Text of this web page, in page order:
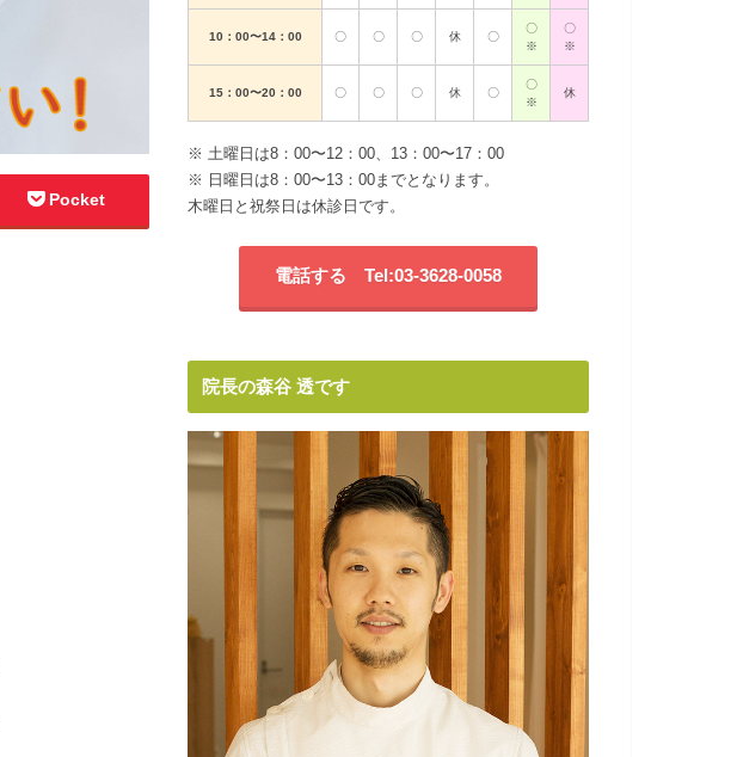
Pocket
10：00〜14：00 〇 〇 〇 休 〇
〇
※
〇
※
15：00〜20：00 〇 〇 〇 休 〇
〇
※
休
※ 土曜日は8：00〜12：00、13：00〜17：00
※ 日曜日は8：00〜13：00までとなります。
木曜日と祝祭日は休診日です。
電話する Tel:03-3628-0058
院長の森谷 透です